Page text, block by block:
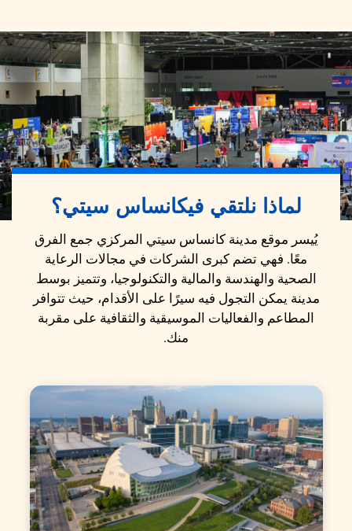
لماذا نلتقي فيكانساس سيتي ؟
يُيسر موقع مدينة كانساس سيتي المركزي جمع الفرق
معًا. فهي تضم كبرى الشركات في مجالات الرعاية
الصحية والهندسة والمالية والتكنولوجيا، وتتميز بوسط
مدينة يمكن التجول فيه سيرًا على الأقدام، حيث تتوافر
المطاعم والفعاليات الموسيقية والثقافية على مقربة
منك.